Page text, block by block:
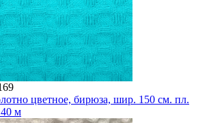
цветное, бирюза, шир. 150 см. пл.
м